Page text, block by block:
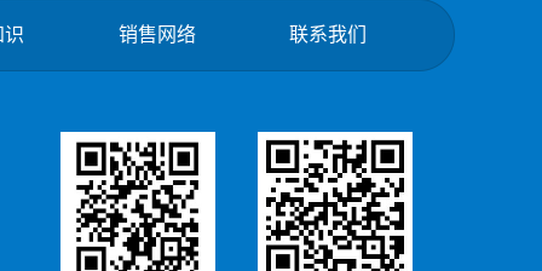
识 销售网络 联系我们